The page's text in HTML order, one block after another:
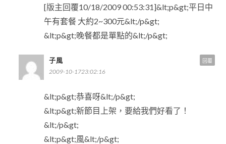
[版主回覆10/18/2009 00:53:31]&lt;p&gt;平日中
午有套餐 大約2~300元&lt;/p&gt;
&lt;p&gt;晚餐都是單點的&lt;/p&gt;
子風
2009-10-1723:02:16
&lt;p&gt;恭喜呀&lt;/p&gt;
&lt;p&gt;新節目上架，要給我們好看了！
&lt;/p&gt;
&lt;p&gt;風&lt;/p&gt;
回覆